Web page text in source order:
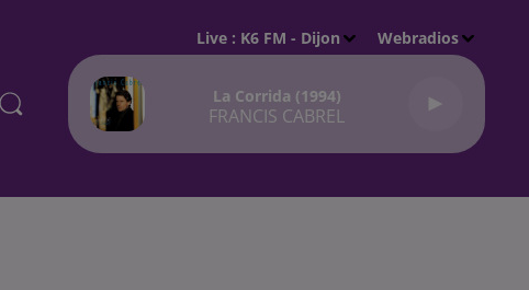
Live : K6 FM - Dijon Webradios
La Corrida (1994)
FRANCIS CABREL